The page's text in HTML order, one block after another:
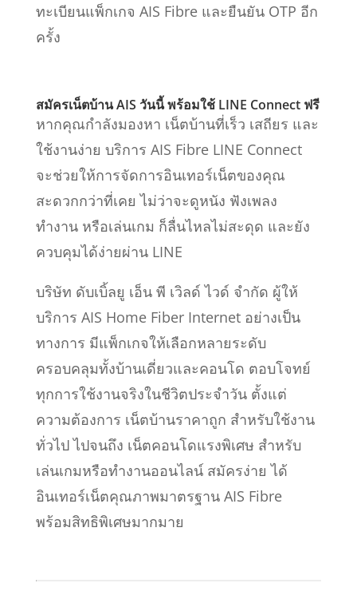
ทะเบียนแพ็กเกจ AIS Fibre และยืนยัน OTP อีก
ครั้ง
สมัครเน็ตบ้าน AIS วันนี้ พร้อมใช้ LINE Connect ฟรี
หากคุณกำลังมองหา เน็ตบ้านที่เร็ว เสถียร และ
ใช้งานง่าย บริการ AIS Fibre LINE Connect
จะช่วยให้การจัดการอินเทอร์เน็ตของคุณ
สะดวกกว่าที่เคย ไม่ว่าจะดูหนัง ฟังเพลง
ทำงาน หรือเล่นเกม ก็ลื่นไหลไม่สะดุด และยัง
ควบคุมได้ง่ายผ่าน LINE
บริษัท ดับเบิ้ลยู เอ็น พี เวิลด์ ไวด์ จำกัด ผู้ให้
บริการ AIS Home Fiber Internetอย่างเป็น
ทางการ มีแพ็กเกจให้เลือกหลายระดับ
ครอบคลุมทั้งบ้านเดี่ยวและคอนโด ตอบโจทย์
ทุกการใช้งานจริงในชีวิตประจำวัน ตั้งแต่
ความต้องการ เน็ตบ้านราคาถูก สำหรับใช้งาน
ทั่วไป ไปจนถึง เน็ตคอนโดแรงพิเศษ สำหรับ
เล่นเกมหรือทำงานออนไลน์ สมัครง่าย ได้
อินเทอร์เน็ตคุณภาพมาตรฐาน AIS Fibre
พร้อมสิทธิพิเศษมากมาย